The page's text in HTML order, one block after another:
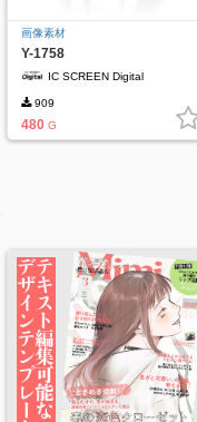
画像素材
Y-1758
IC SCREEN Digital
909
480 G